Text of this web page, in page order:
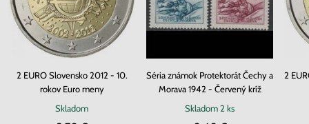
2 EURO Slovensko 2012 - 10.
rokov Euro meny
Skladom
Séria známok Protektorát Čechy a
Morava 1942 - Červený kríž
Skladom2 ks
2